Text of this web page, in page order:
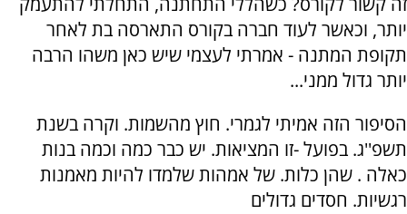
יותר, וכאשר לעוד חברה בקורס התארסה בת לאחר
תקופת המתנה - אמרתי לעצמי שיש כאן משהו הרבה
יותר גדול ממני...
הסיפור הזה אמיתי לגמרי. חוץ מהשמות. וקרה בשנת
תשפ''ג. בפועל -זו המציאות. יש כבר כמה וכמה בנות
כאלה . שהן כלות. של אמהות שלמדו להיות מאמנות
רגשיות. חסדים גדולים